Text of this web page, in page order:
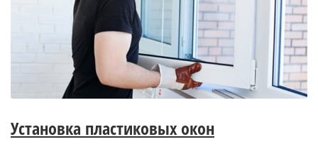
Установка пластиковых окон